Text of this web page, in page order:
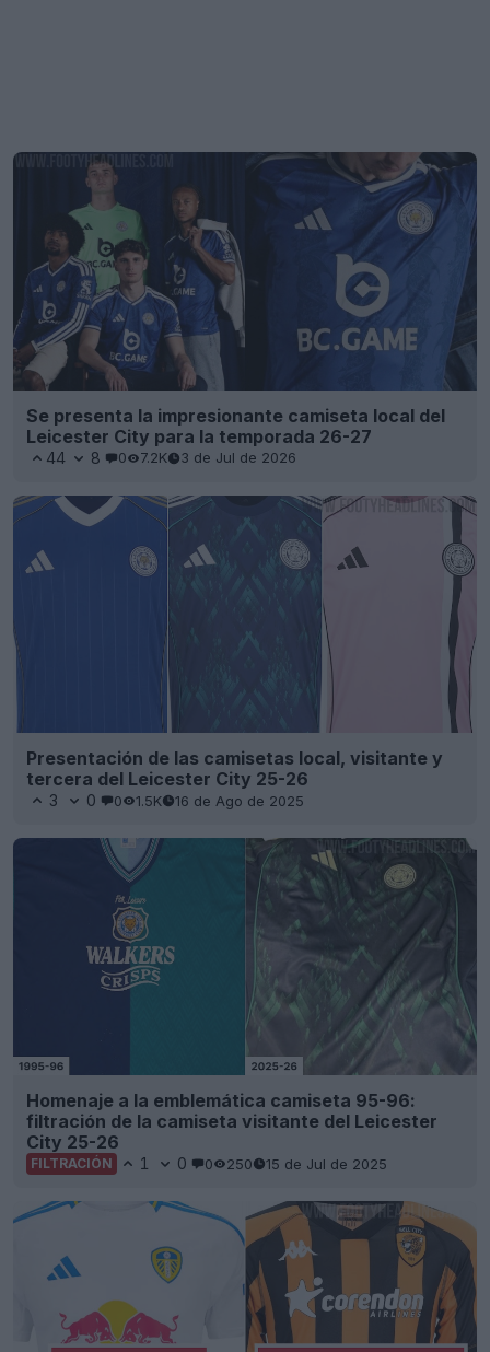
Se presenta la impresionante camiseta local del
Leicester City para la temporada 26-27
44 8 0 7.2K 3 de Jul de 2026
Presentación de las camisetas local, visitante y
tercera del Leicester City 25-26
3 0 0 1.5K 16 de Ago de 2025
Homenaje a la emblemática camiseta 95-96:
filtración de la camiseta visitante del Leicester
City 25-26
FILTRACIÓN 1 0 0 250 15 de Jul de 2025